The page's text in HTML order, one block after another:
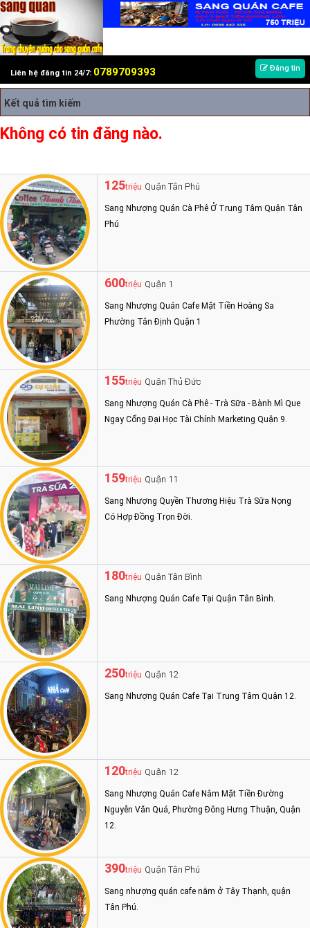
Liên hệ đăng tin 24/7: 0789709393 Đăng tin
Kết quả tìm kiếm
Không có tin đăng nào.
125triệu Quận Tân Phú
Sang Nhượng Quán Cà Phê Ở Trung Tâm Quận Tân
Phú
600triệu Quận 1
Sang Nhượng Quán Cafe Mặt Tiền Hoàng Sa
Phường Tân Định Quận 1
155triệu Quận Thủ Đức
Sang Nhượng Quán Cà Phê - Trà Sữa - Bành Mì Que
Ngay Cổng Đại Học Tài Chính Marketing Quận 9.
159triệu Quận 11
Sang Nhượng Quyền Thương Hiệu Trà Sữa Nọng
Có Hợp Đồng Trọn Đời.
180triệu Quận Tân Bình
Sang Nhượng Quán Cafe Tại Quận Tân Bình.
250triệu Quận 12
Sang Nhượng Quán Cafe Tại Trung Tâm Quận 12.
120triệu Quận 12
Sang Nhượng Quán Cafe Nằm Mặt Tiền Đường
Nguyễn Văn Quá, Phường Đông Hưng Thuận, Quận
12.
390triệu Quận Tân Phú
Sang nhượng quán cafe nằm ở Tây Thạnh, quận
Tân Phú.